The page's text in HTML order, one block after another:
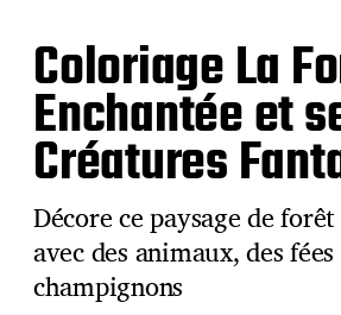
Coloriage La
Enchantée et
Créatures
Décore ce paysage de
avec des animaux, des
champignons